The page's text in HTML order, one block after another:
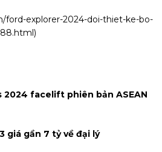
ford-explorer-2024-doi-thiet-ke-bo-
)
2024 facelift phiên bản ASEAN
giá gần 7 tỷ về đại lý